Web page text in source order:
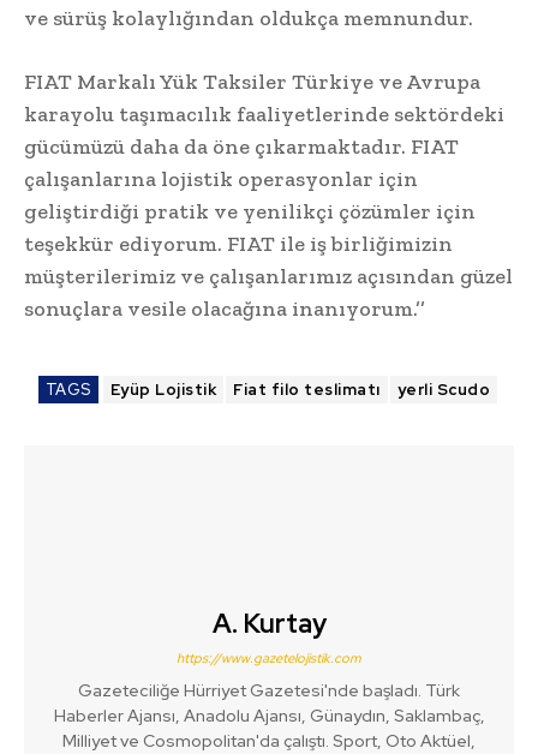
ve sürüş kolaylığından oldukça memnundur.
FIAT Markalı Yük Taksiler Türkiye ve Avrupa
karayolu taşımacılık faaliyetlerinde sektördeki
gücümüzü daha da öne çıkarmaktadır. FIAT
çalışanlarına lojistik operasyonlar için
geliştirdiği pratik ve yenilikçi çözümler için
teşekkür ediyorum. FIAT ile iş birliğimizin
müşterilerimiz ve çalışanlarımız açısından güzel
sonuçlara vesile olacağına inanıyorum.’’
TAGS Eyüp Lojistik Fiat filo teslimatı yerli Scudo
A. Kurtay
https://www.gazetelojistik.com
Gazeteciliğe Hürriyet Gazetesi'nde başladı. Türk
Haberler Ajansı, Anadolu Ajansı, Günaydın, Saklambaç,
Milliyet ve Cosmopolitan'da çalıştı. Sport, Oto Aktüel,